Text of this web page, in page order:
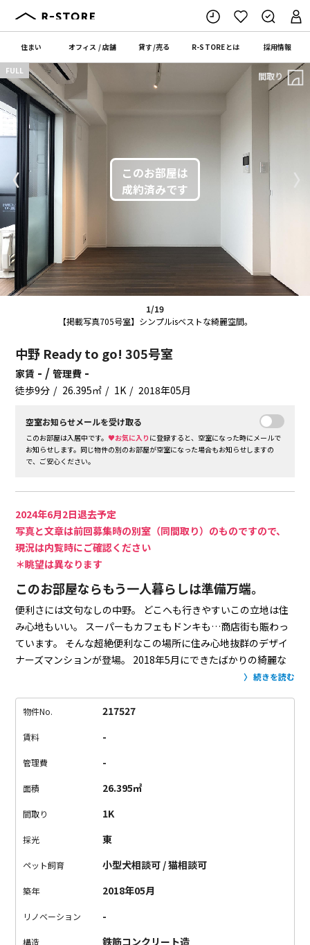
住まい オフィス /店舗 貸す/売る R-STOREとは 採用情報
1/19
【掲載写真705号室】シンプルisベストな綺麗空間。
〈 〉
FULL 間取り
中野 Ready to go! 305号室
家賃 - /管理費 -
徒歩9分 26.395㎡ 1K 2018年05月
空室お知らせメールを受け取る
このお部屋は入居中です。♥お気に入り に登録すると、空室になった時にメールで
お知らせします。同じ物件の別のお部屋が空室になった場合もお知らせしますの
で、ご安心ください。
2024年6月2日退去予定
写真と文章は前回募集時の別室（同間取り）のものですので、
現況は内覧時にご確認ください
＊眺望は異なります
このお部屋ならもう一人暮らしは準備万端。
便利さには文句なしの中野。
どこへも行きやすいこの立地は住
み心地もいい。
スーパーもカフェもドンキも…商店街も賑わっ
ています。
そんな超絶便利なこの場所に住み心地抜群のデザイ
ナーズマンションが登場。
2018年5月にできたばかりの綺麗な
外観のお部屋は全てが完璧といっても過言ではありません。エ
ラウンジにはソファもあって高級感抜群。
の階にしか行けないという…セキュリティも万全です。
はシンプルで綺麗。 設備はとても整っていて、文句のつけよう
は乾燥機と追い焚きもついています。
ん、欲しいものは全部ありました。
れくらいなら十分置けます。
ん。
バルコニーも普通よりちょっと広々。さらにはペット飼育
できる！
誰にでもオススメできるお部屋です。
続きを読む
物件No. 217527
賃料 -
管理費 -
面積 26.395㎡
間取り 1K
採光 東
ペット飼育 小型犬相談可 / 猫相談可
築年 2018年05月
リノベーション -
構造 鉄筋コンクリート造